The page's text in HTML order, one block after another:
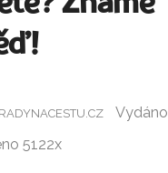
RADYNACESTU.CZ
Vydáno
5122x